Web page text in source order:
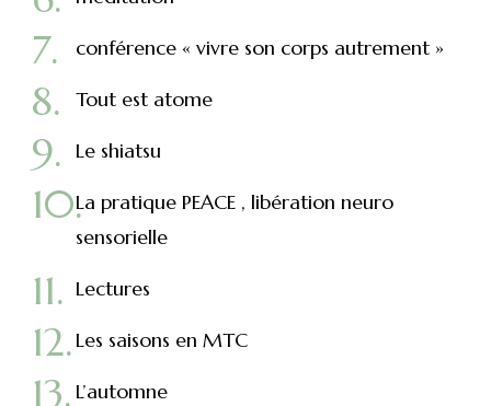
conférence « vivre son corps autrement »
Tout est atome
Le shiatsu
La pratique PEACE , libération neuro
sensorielle
Lectures
Les saisons en MTC
L’automne